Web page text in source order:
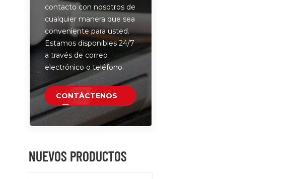
contacto con nosotros de
cualquier manera que sea
conveniente para usted.
Estamos disponibles 24/7
a través de correo
electrónico o teléfono.
CONTÁCTENOS
NUEVOS PRODUCTOS